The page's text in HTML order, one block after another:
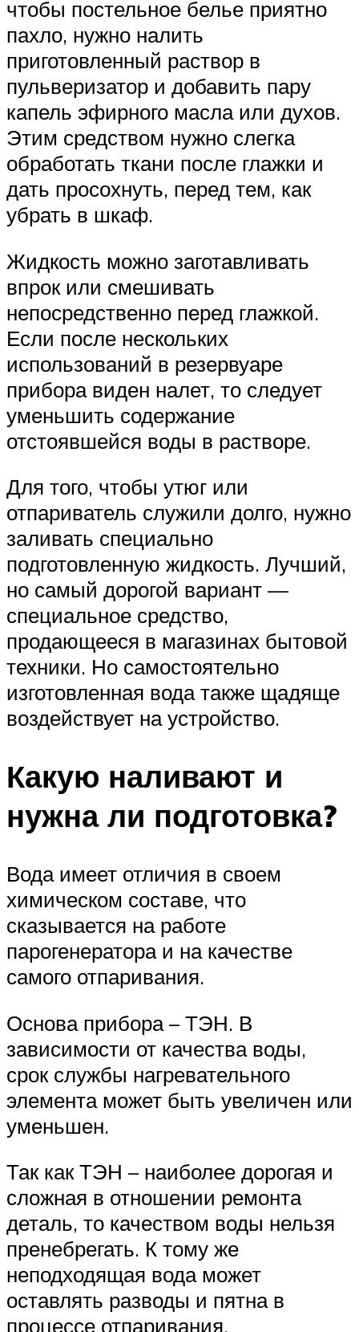
чтобы постельное белье приятно
пахло, нужно налить
приготовленный раствор в
пульверизатор и добавить пару
капель эфирного масла или духов.
Этим средством нужно слегка
обработать ткани после глажки и
дать просохнуть, перед тем, как
убрать в шкаф.
Жидкость можно заготавливать
впрок или смешивать
непосредственно перед глажкой.
Если после нескольких
использований в резервуаре
прибора виден налет, то следует
уменьшить содержание
отстоявшейся воды в растворе.
Для того, чтобы утюг или
отпариватель служили долго, нужно
заливать специально
подготовленную жидкость. Лучший,
но самый дорогой вариант —
специальное средство,
продающееся в магазинах бытовой
техники. Но самостоятельно
изготовленная вода также щадяще
воздействует на устройство.
Какую наливают и
нужна ли подготовка?
Вода имеет отличия в своем
химическом составе, что
сказывается на работе
парогенератора и на качестве
самого отпаривания.
Основа прибора – ТЭН. В
зависимости от качества воды,
срок службы нагревательного
элемента может быть увеличен или
уменьшен.
Так как ТЭН – наиболее дорогая и
сложная в отношении ремонта
деталь, то качеством воды нельзя
пренебрегать. К тому же
неподходящая вода может
оставлять разводы и пятна в
процессе отпаривания.